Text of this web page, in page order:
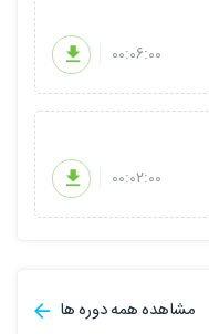
00:06:00
00:02:00
مشاهده همه دوره ها